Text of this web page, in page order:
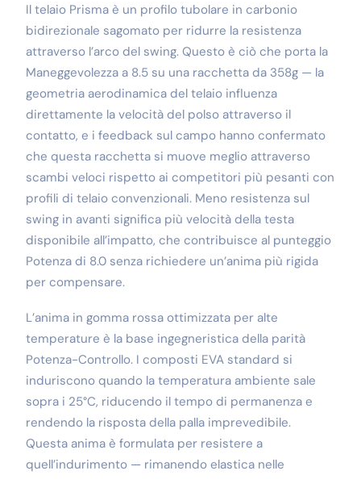
Il telaio Prisma è un profilo tubolare in carbonio
bidirezionale sagomato per ridurre la resistenza
attraverso l’arco del swing. Questo è ciò che porta la
Maneggevolezza a 8.5 su una racchetta da 358g — la
geometria aerodinamica del telaio influenza
direttamente la velocità del polso attraverso il
contatto, e i feedback sul campo hanno confermato
che questa racchetta si muove meglio attraverso
scambi veloci rispetto ai competitori più pesanti con
profili di telaio convenzionali. Meno resistenza sul
swing in avanti significa più velocità della testa
disponibile all’impatto, che contribuisce al punteggio
Potenza di 8.0 senza richiedere un’anima più rigida
per compensare.
L’anima in gomma rossa ottimizzata per alte
temperature è la base ingegneristica della parità
Potenza-Controllo. I composti EVA standard si
induriscono quando la temperatura ambiente sale
sopra i 25°C, riducendo il tempo di permanenza e
rendendo la risposta della palla imprevedibile.
Questa anima è formulata per resistere a
quell’indurimento — rimanendo elastica nelle